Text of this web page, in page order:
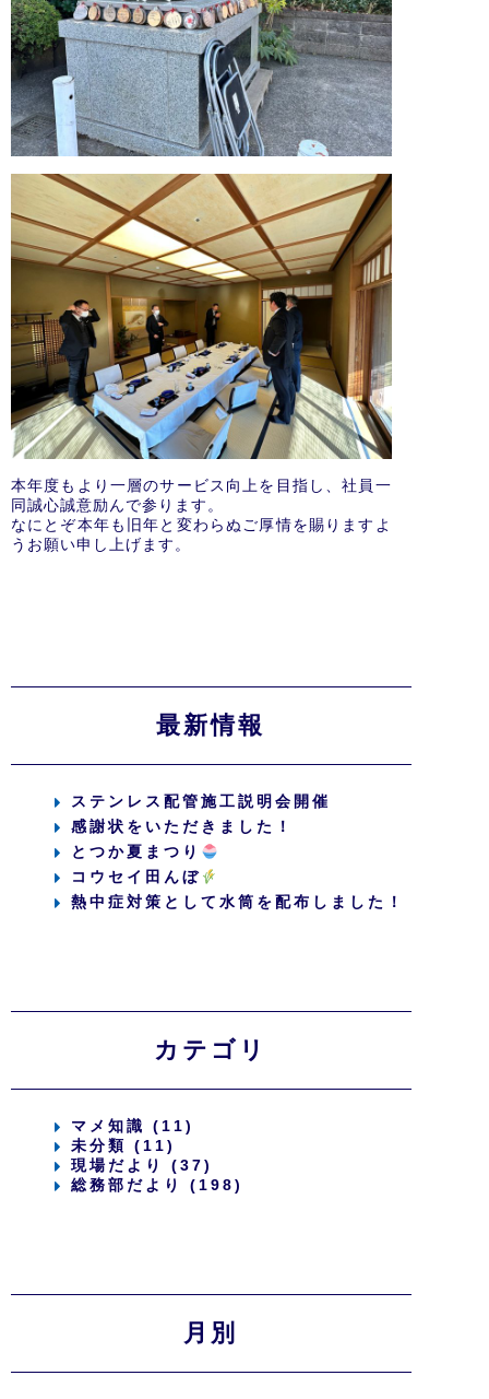
本年度もより一層のサービス向上を目指し、社員一
同誠心誠意励んで参ります。
なにとぞ本年も旧年と変わらぬご厚情を賜りますよ
うお願い申し上げます。
最新情報
ステンレス配管施工説明会開催
感謝状をいただきました！
とつか夏まつり
コウセイ田んぼ
熱中症対策として水筒を配布しました！
カテゴリ
マメ知識 (11)
未分類 (11)
現場だより (37)
総務部だより (198)
月別